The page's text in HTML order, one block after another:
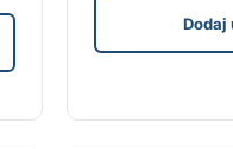
Dodaj